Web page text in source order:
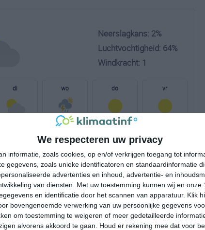
We respecteren uw privacy
informatie, zoals cookies, op en/of verkrijgen toegang tot
gegevens, zoals unieke identificatoren en standaardinformatie
advertenties en inhoud, advertentie- en
van diensten.
Met uw toestemming kunnen wij en onze
en identificatie door het scannen van apparatuur. Klik
bovengenoemde verwerking van uw persoonlijke gegevens
om toestemming te weigeren of meer gedetailleerde
alvorens akkoord te gaan.
Houd er rekening mee dat voor
Neerslagkans: 2%
Luchtvochtigheid: 64%
Windkracht: 1
di wo
34° 24°
do
33° 19°
vr
31°C 24°C 22°C 22°C
22:00 04:00
22:00 04:00